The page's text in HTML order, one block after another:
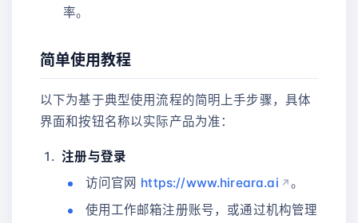
率。
简单使用教程
以下为基于典型使用流程的简明上手步骤，具体
界面和按钮名称以实际产品为准：
注册与登录
访问官网 https://www.hireara.ai
。
使用工作邮箱注册账号，或通过机构管理